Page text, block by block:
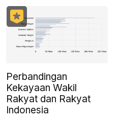
Perbandingan
Kekayaan Wakil
Rakyat dan Rakyat
Indonesia